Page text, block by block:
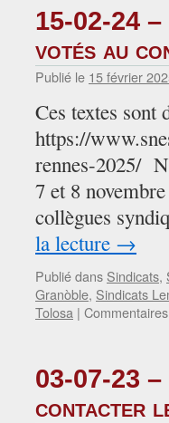
15-02-24 –
votés au
Publié le 15 février
Ces textes sont
https://
rennes-2025/
7 et 8
collègues
la lecture →
Publié dans Sindicats,
Granòble, Sindicats
Tolosa |
03-07-23
contacter